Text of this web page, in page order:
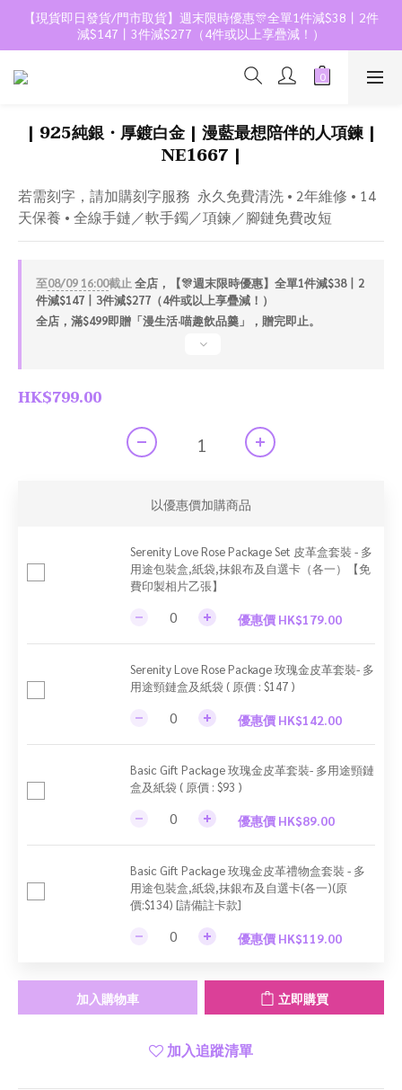
【現貨即日發貨/門市取貨】週末限時優惠🎊全單1件減$38丨2件
減$147丨3件減$277（4件或以上享疊減！）
| 925純銀・厚鍍白金 | 漫藍最想陪伴的人項鍊 |
NE1667 |
若需刻字，請加購刻字服務  永久免費清洗 • 2年維修 • 14
天保養 • 全線手鏈／軟手鐲／項鍊／腳鏈免費改短
至08/09 16:00截止 全店，【🎊週末限時優惠】全單1件減$38丨2
件減$147丨3件減$277（4件或以上享疊減！）
全店，滿$499即贈「漫生活·喵趣飲品羹」，贈完即止。
HK$799.00
以優惠價加購商品
Serenity Love Rose Package Set 皮革盒套裝 - 多
用途包裝盒,紙袋,抹銀布及自選卡（各一）【免
費印製相片乙張】
優惠價 HK$179.00
Serenity Love Rose Package 玫瑰金皮革套裝- 多
用途頸鏈盒及紙袋 ( 原價 : $147 )
優惠價 HK$142.00
Basic Gift Package 玫瑰金皮革套裝- 多用途頸鏈
盒及紙袋 ( 原價 : $93 )
優惠價 HK$89.00
Basic Gift Package 玫瑰金皮革禮物盒套裝 - 多
用途包裝盒,紙袋,抹銀布及自選卡(各一)(原
價:$134) [請備註卡款]
優惠價 HK$119.00
加入購物車 立即購買
加入追蹤清單